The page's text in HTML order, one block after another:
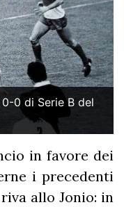
0 di Serie B del
in favore dei
i precedenti
allo Jonio: in